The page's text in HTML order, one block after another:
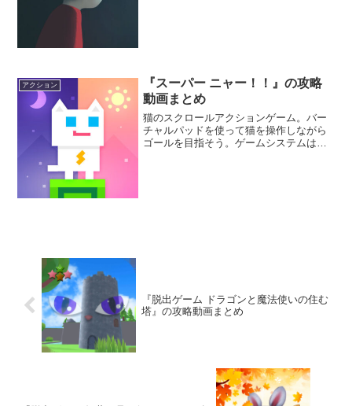
アクション
『スーパー ニャー！！』の攻略
動画まとめ
猫のスクロールアクションゲーム。バー
チャルパッドを使って猫を操作しながら
ゴールを目指そう。ゲームシステムはオ
『脱出ゲーム ドラゴンと魔法使いの住む
塔』の攻略動画まとめ